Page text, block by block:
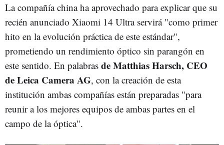
La compañía china ha aprovechado para explicar que su
recién anunciado Xiaomi 14 Ultra servirá "como primer
hito en la evolución práctica de este estándar",
prometiendo un rendimiento óptico sin parangón en
este sentido. En palabras de Matthias Harsch, CEO
de Leica Camera AG, con la creación de esta
institución ambas compañías están preparadas "para
reunir a los mejores equipos de ambas partes en el
campo de la óptica".